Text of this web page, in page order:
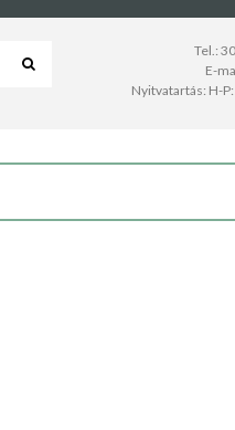
Tel.:
E-
Nyitvatartás: H-P: